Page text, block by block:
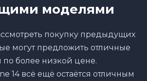
моделями
покупку предыдущих
могут предложить отличные
по более низкой цене.
14 всё ещё остаётся отличным